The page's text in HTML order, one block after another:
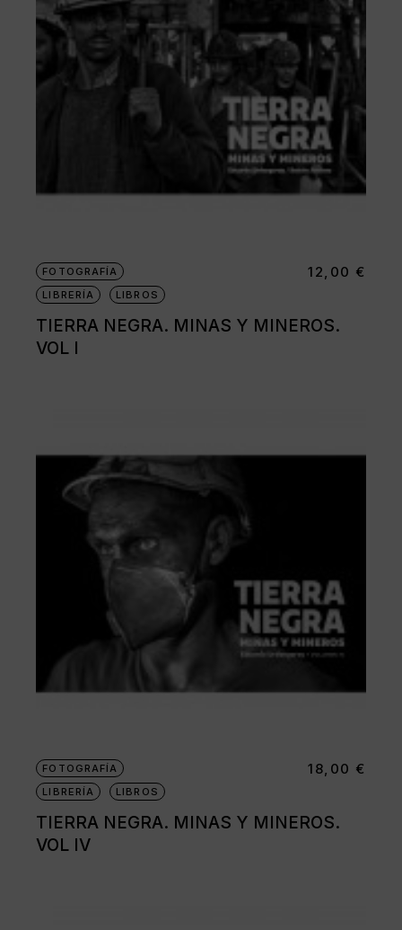
FOTOGRAFÍA
LIBRERÍA
LIBROS
TIERRA NEGRA. MINAS Y MINEROS.
VOL I
12,00 €
FOTOGRAFÍA
LIBRERÍA
LIBROS
TIERRA NEGRA. MINAS Y MINEROS.
VOL IV
18,00 €